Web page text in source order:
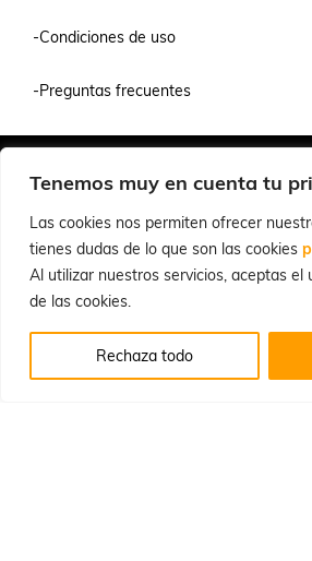
Tenemos muy en cuenta tu
Las cookies nos permiten ofrecer
tienes dudas de lo que son las cookies
Al utilizar nuestros servicios, aceptas el
de las cookies.
Rechaza todo
-Condiciones de uso
-Preguntas frecuentes
© 2026 Cuchillalia.com